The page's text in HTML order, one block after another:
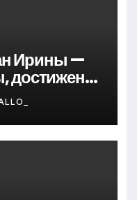
Ирины —
достижения